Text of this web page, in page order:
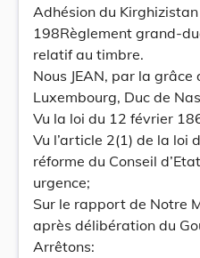
Adhésion du Kirghizistan
198Règlement grand-
relatif au timbre.
Nous JEAN, par la
Luxembourg, Duc de
Vu la loi du 12 février
Vu l’article 2(1) de la
réforme du Conseil
urgence;
Sur le rapport de Notre
après délibération du
Arrêtons: